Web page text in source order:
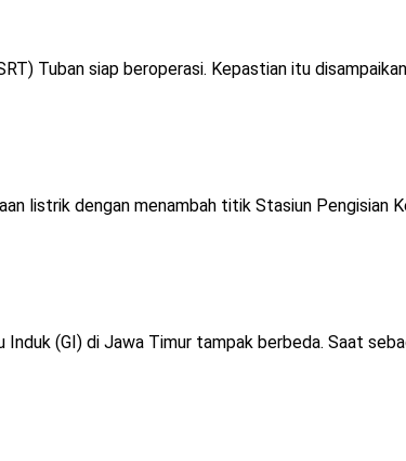
Tuban siap beroperasi. Kepastian itu
listrik dengan menambah titik Stasiun Pengisian
(GI) di Jawa Timur tampak berbeda. Saat